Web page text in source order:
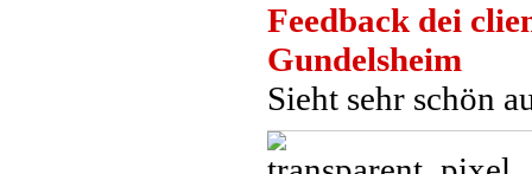
Feedback dei
Gundelsheim
Sieht sehr schön